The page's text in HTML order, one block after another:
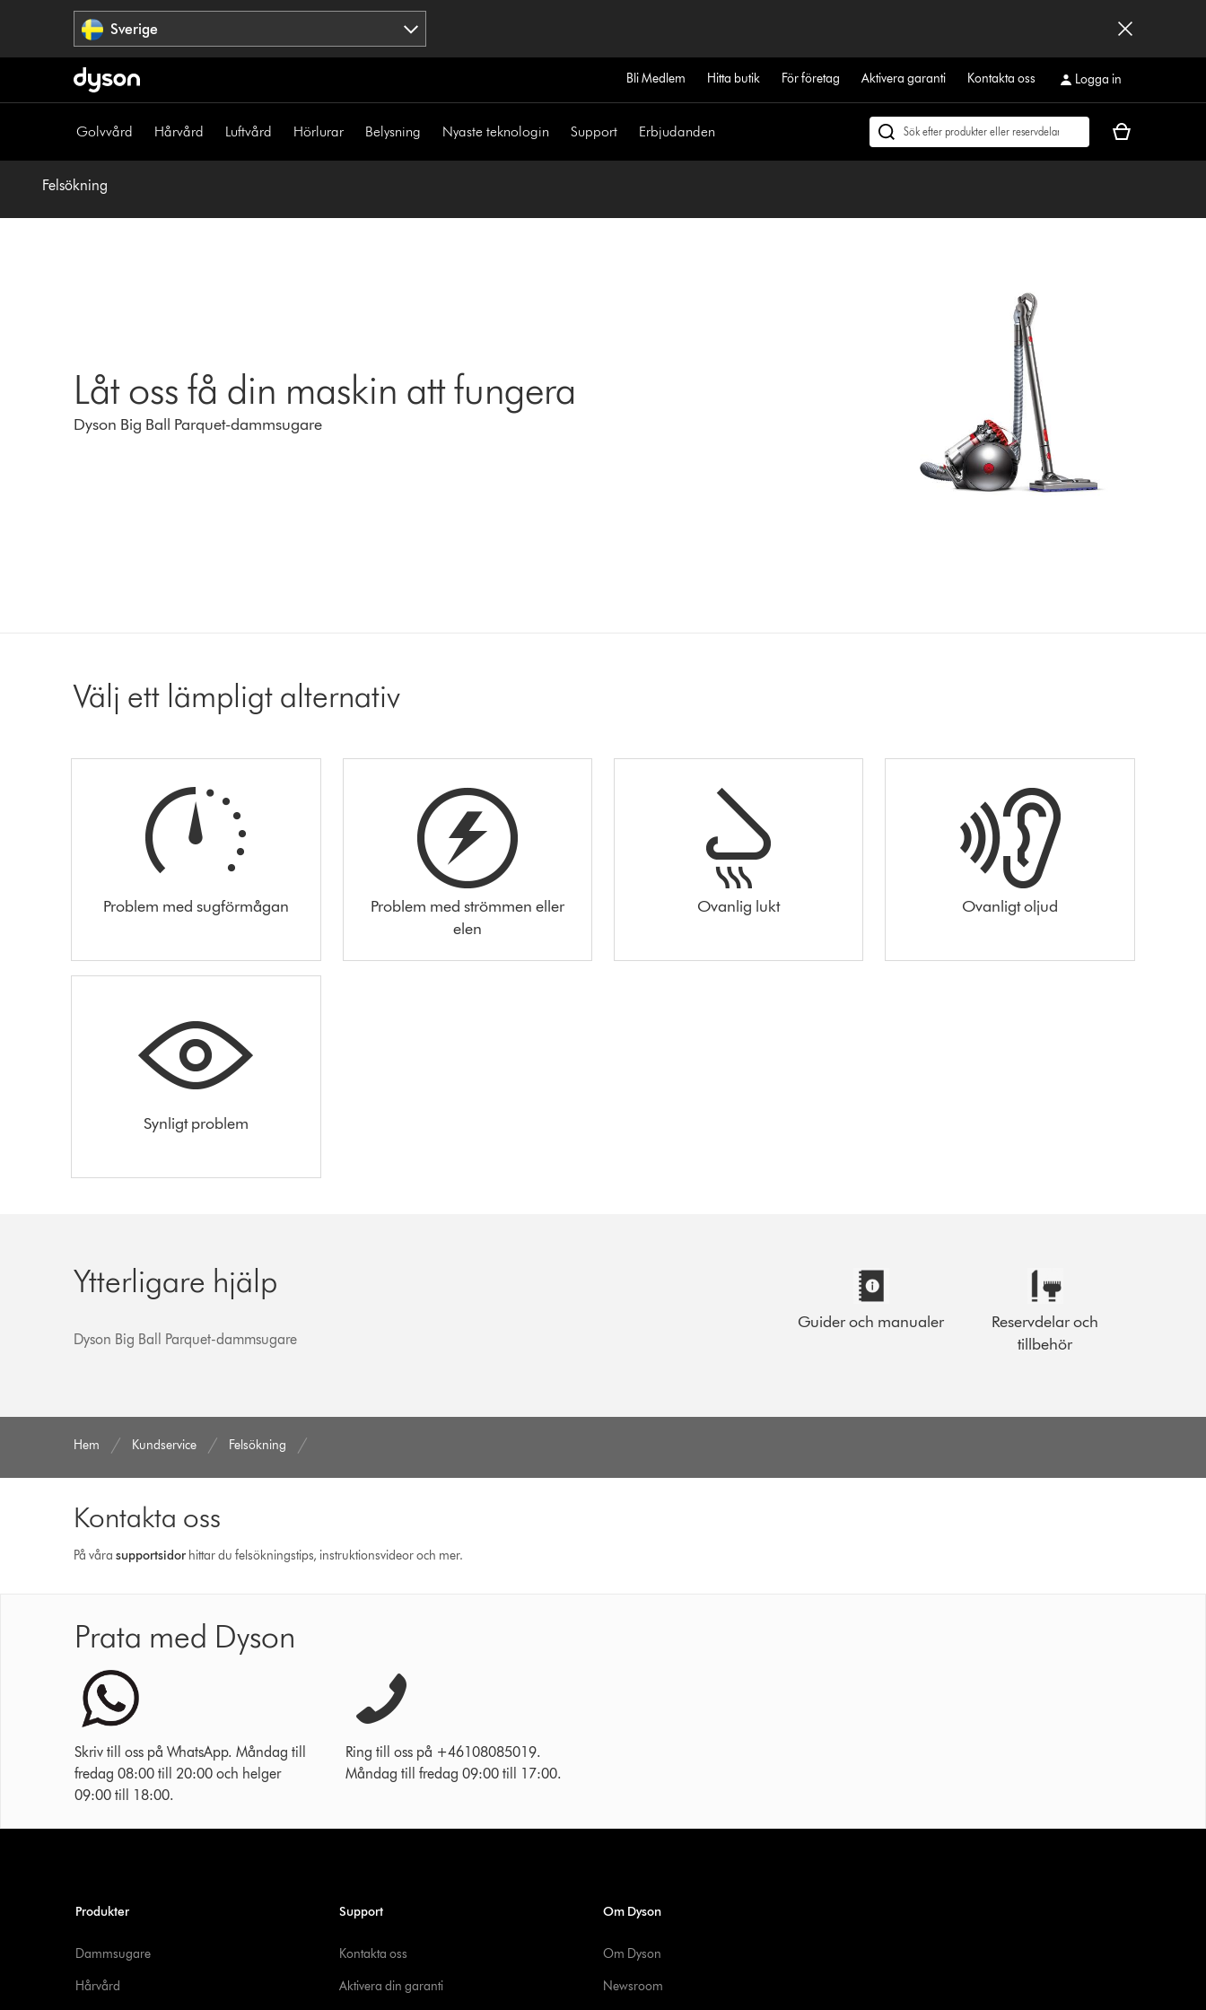
Sverige
Bli Medlem Hitta butik För företag Aktivera garanti Kontakta oss Logga in
Golvvård Hårvård Luftvård Hörlurar Belysning Nyaste teknologin Support Erbjudanden
Sök
Kundvagnen
Felsökning
Låt oss få din maskin att fungera
Dyson Big Ball Parquet-dammsugare
Välj ett lämpligt alternativ
Problem med sugförmågan
Problem med strömmen eller
elen
Ovanlig lukt Ovanligt oljud
Synligt problem
Ytterligare hjälp
Dyson Big Ball Parquet-dammsugare
Guider och manualer
Reservdelar och
tillbehör
Hem Kundservice Felsökning
Kontakta oss
På vårasupport­sidor hittar du felsökningstips, instruktionsvideor och mer.
Prata med Dyson
Skriv till oss på WhatsApp. Måndag till
fredag 08:00 till 20:00 och helger
09:00 till 18:00.
Ring till oss på +46108085019.
Måndag till fredag 09:00 till 17:00.
Produkter
Dammsugare
Hårvård
Support
Kontakta oss
Aktivera din garanti
Om Dyson
Om Dyson
Newsroom